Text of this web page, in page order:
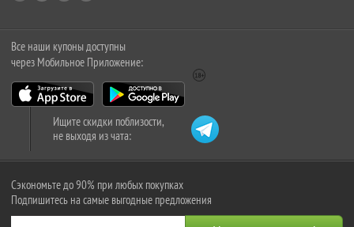
Все наши купоны доступны
через Мобильное Приложение:
Ищите скидки поблизости,
не выходя из чата:
Сэкономьте до 90% при любых покупках
Подпишитесь на самые выгодные предложения